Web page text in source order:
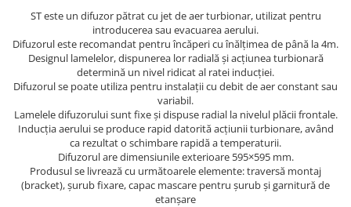
Grile Liniare Decorative
Accesorii
Produse Arhitecturale
Trape Acces
Valve
Izolatii Tehnice
Izolatie Placi
ST este un difuzor pătrat cu jet de aer turbionar, utilizat pentru
introducerea sau evacuarea aerului.
Difuzorul este recomandat pentru încăperi cu înălțimea de până la 4m.
Designul lamelelor, dispunerea lor radială și acțiunea turbionară
determină un nivel ridicat al ratei inducției.
Difuzorul se poate utiliza pentru instalații cu debit de aer constant sau
variabil.
Lamelele difuzorului sunt fixe și dispuse radial la nivelul plăcii frontale.
Inducția aerului se produce rapid datorită acțiunii turbionare, având
ca rezultat o schimbare rapidă a temperaturii.
Difuzorul are dimensiunile exterioare 595×595 mm.
Produsul se livrează cu următoarele elemente: traversă montaj
(bracket), șurub fixare, capac mascare pentru șurub și garnitură de
etanșare